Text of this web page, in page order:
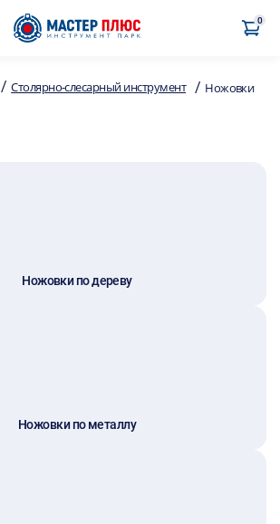
0
/Столярно-слесарный инструмент / Ножовки
Ножовки по дереву
Ножовки по металлу